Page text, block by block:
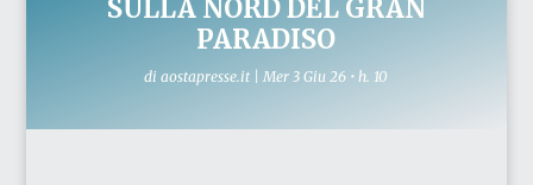
SULLA NORD DEL GRAN
PARADISO
diaostapresse.it | Mer 3 Giu 26 • h. 10